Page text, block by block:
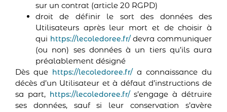
sur un contrat (article 20 RGPD)
droit de définir le sort des données des
Utilisateurs après leur mort et de choisir à
qui https://lecoledoree.fr/devra communiquer
(ou non) ses données à un tiers qu’ils aura
préalablement désigné
Dès que https://lecoledoree.fr/ a connaissance du
décès d’un Utilisateur et à défaut d’instructions de
sa part, https://lecoledoree.fr/s’engage à détruire
ses données, sauf si leur conservation s’avère